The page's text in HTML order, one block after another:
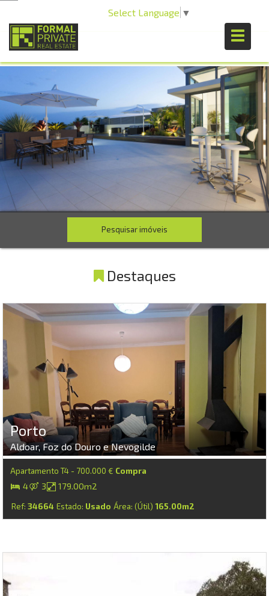
Select Language ▼
Pesquisar imóveis
Destaques
Porto
Aldoar, Foz do Douro e Nevogilde
Apartamento T4 - 700.000 € Compra
4 3 179.00m2
Ref: 34664 Estado: Usado Área: (Útil) 165.00m2